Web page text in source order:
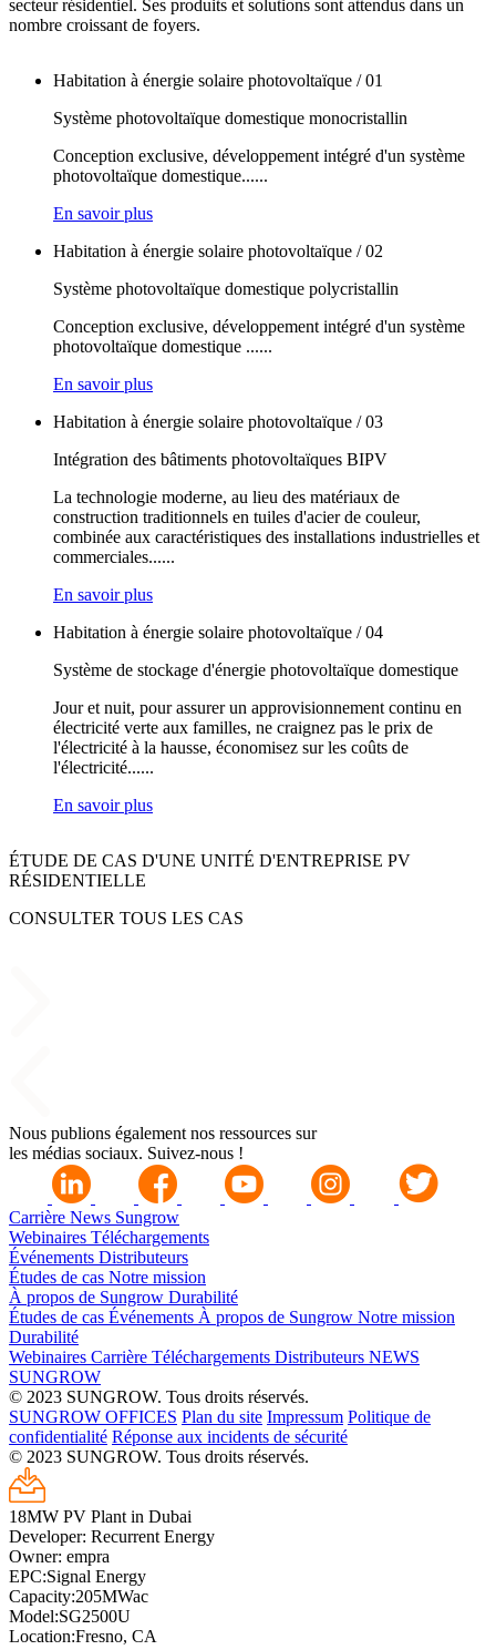
secteur résidentiel. Ses produits et solutions sont attendus dans un
nombre croissant de foyers.
Habitation à énergie solaire photovoltaïque / 01
Système photovoltaïque domestique monocristallin
Conception exclusive, développement intégré d'un système
photovoltaïque domestique......
En savoir plus
Habitation à énergie solaire photovoltaïque / 02
Système photovoltaïque domestique polycristallin
Conception exclusive, développement intégré d'un système
photovoltaïque domestique ......
En savoir plus
Habitation à énergie solaire photovoltaïque / 03
Intégration des bâtiments photovoltaïques BIPV
La technologie moderne, au lieu des matériaux de
construction traditionnels en tuiles d'acier de couleur,
combinée aux caractéristiques des installations industrielles et
commerciales......
En savoir plus
Habitation à énergie solaire photovoltaïque / 04
Système de stockage d'énergie photovoltaïque domestique
Jour et nuit, pour assurer un approvisionnement continu en
électricité verte aux familles, ne craignez pas le prix de
l'électricité à la hausse, économisez sur les coûts de
l'électricité......
En savoir plus
ÉTUDE DE CAS D'UNE UNITÉ D'ENTREPRISE PV
RÉSIDENTIELLE
CONSULTER TOUS LES CAS
Nous publions également nos ressources sur
les médias sociaux. Suivez-nous !
Carrière News Sungrow
Webinaires Téléchargements
Événements Distributeurs
Études de cas Notre mission
À propos de Sungrow Durabilité
Études de cas Événements À propos de Sungrow Notre mission
Durabilité
Webinaires Carrière Téléchargements Distributeurs NEWS
SUNGROW
© 2023 SUNGROW. Tous droits réservés.
SUNGROW OFFICES Plan du site Impressum Politique de
confidentialité Réponse aux incidents de sécurité
© 2023 SUNGROW. Tous droits réservés.
18MW PV Plant in Dubai
Developer: Recurrent Energy
Owner: empra
EPC:Signal Energy
Capacity:205MWac
Model:SG2500U
Location:Fresno, CA